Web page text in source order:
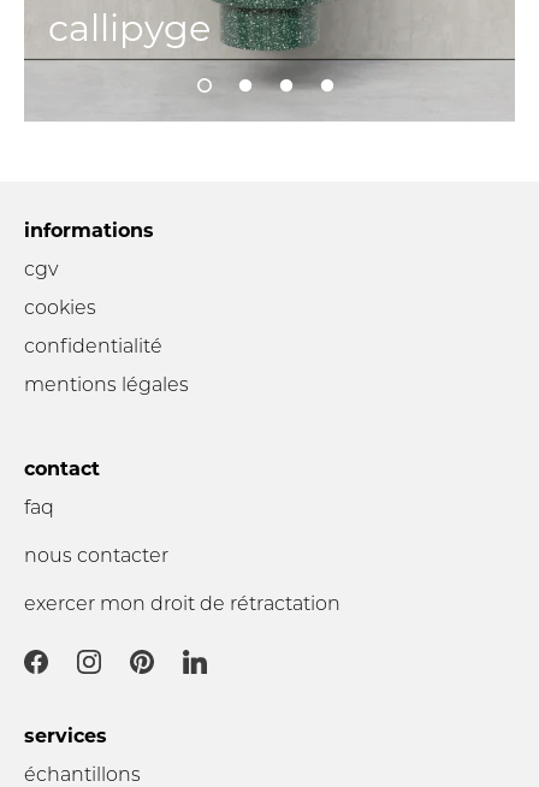
callipyge
informations
cgv
cookies
confidentialité
mentions légales
contact
faq
nous contacter
exercer mon droit de rétractation
services
échantillons